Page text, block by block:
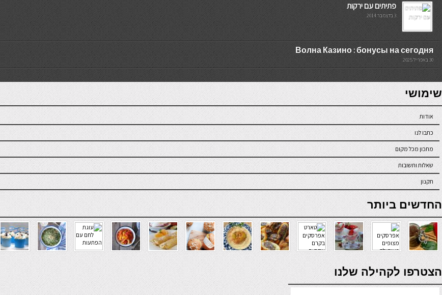
פתיתים עם ירקות
3 בדצמבר 2014
Волна Казино : бонусы на сегодня
30 באפריל 2025
7slots
seriöse online casinos österreich
שימושי
אודות
כתבו לנו
מתכון מכל מקום
שאלות ותשובות
תקנון
online casino
החדשים ביותר
verde casino
הצטרפו לקהילה שלנו